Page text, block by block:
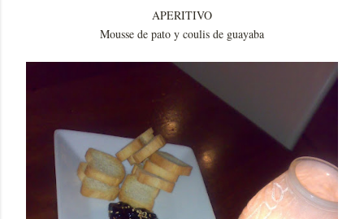
APERITIVO
Mousse de pato y coulis de guayaba